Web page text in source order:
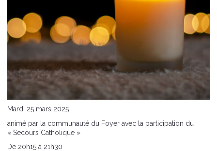
Mardi 25 mars 2025
animé par la communauté du Foyer avec la participation du
« Secours Catholique »
De 20h15 à 21h30